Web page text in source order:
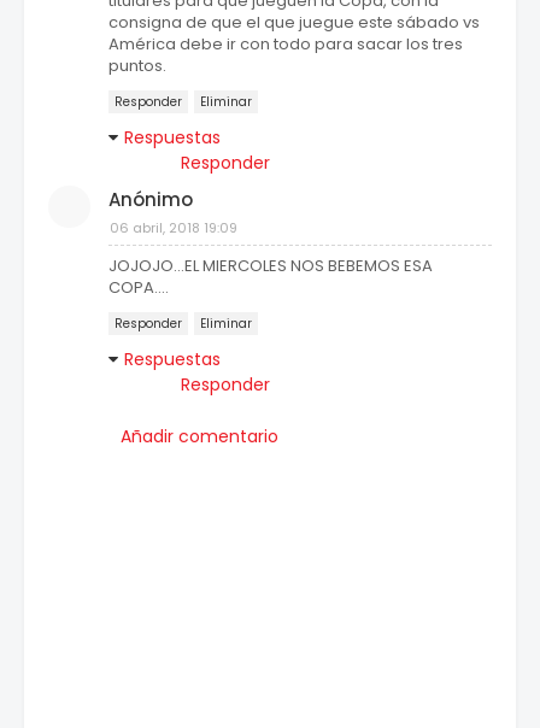
consigna de que el que juegue este sábado vs
América debe ir con todo para sacar los tres
puntos.
Responder Eliminar
Respuestas
Responder
Anónimo
06 abril, 2018 19:09
JOJOJO...EL MIERCOLES NOS BEBEMOS ESA
COPA....
Responder Eliminar
Respuestas
Responder
Añadir comentario